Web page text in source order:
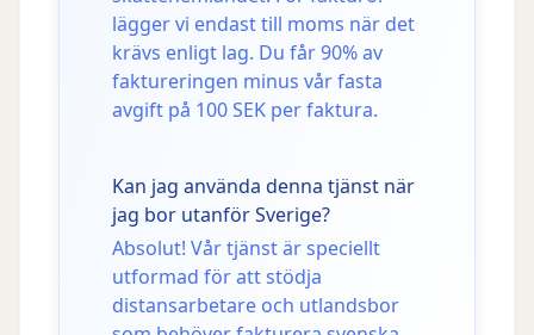
lägger vi endast till moms när det
krävs enligt lag. Du får 90% av
faktureringen minus vår fasta
avgift på 100 SEK per faktura.
Kan jag använda denna tjänst när
jag bor utanför Sverige?
Absolut! Vår tjänst är speciellt
utformad för att stödja
distansarbetare och utlandsbor